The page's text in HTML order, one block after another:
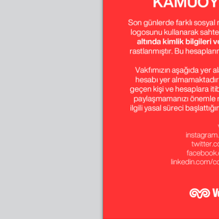
Temmuz -
Ekim - Kasım -
Temmuz -
Ekim - Kasım -
Temmuz -
Ekim - Kasım -
Temmuz -
Ekim - Kasım -
Temmuz -
Ekim - Kasım -
Temmuz -
Ekim - Kasım -